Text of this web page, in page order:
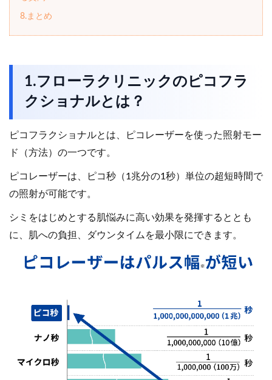
8.まとめ
1.フローラクリニックのピコフラ
クショナルとは？
ピコフラクショナルとは、ピコレーザーを使った照射モー
ド（方法）の一つです。
ピコレーザーは、ピコ秒（1兆分の1秒）単位の超短時間で
の照射が可能です。
シミをはじめとする肌悩みに高い効果を発揮するととも
に、肌への負担、ダウンタイムを最小限にできます。